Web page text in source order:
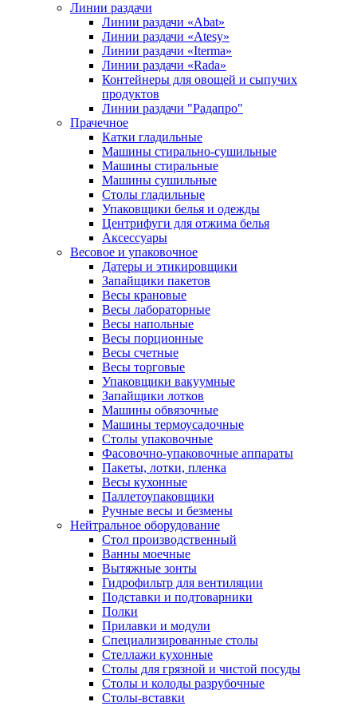
Линии раздачи
Линии раздачи «Abat»
Линии раздачи «Atesy»
Линии раздачи «Iterma»
Линии раздачи «Rada»
Контейнеры для овощей и сыпучих
продуктов
Линии раздачи "Радапро"
Прачечное
Катки гладильные
Машины стирально-сушильные
Машины стиральные
Машины сушильные
Столы гладильные
Упаковщики белья и одежды
Центрифуги для отжима белья
Аксессуары
Весовое и упаковочное
Датеры и этикировщики
Запайщики пакетов
Весы крановые
Весы лабораторные
Весы напольные
Весы порционные
Весы счетные
Весы торговые
Упаковщики вакуумные
Запайщики лотков
Машины обвязочные
Машины термоусадочные
Столы упаковочные
Фасовочно-упаковочные аппараты
Пакеты, лотки, пленка
Весы кухонные
Паллетоупаковщики
Ручные весы и безмены
Нейтральное оборудование
Cтол производственный
Ванны моечные
Вытяжные зонты
Гидрофильтр для вентиляции
Подставки и подтоварники
Полки
Прилавки и модули
Специализированные столы
Стеллажи кухонные
Столы для грязной и чистой посуды
Столы и колоды разрубочные
Столы-вставки